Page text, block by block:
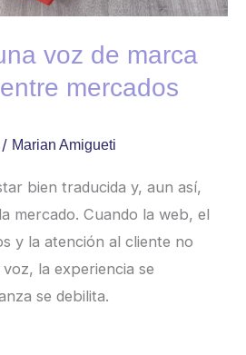
voz de marca
mercados
/ Marian Amigueti
bien traducida y, aun así,
mercado. Cuando la web, el
y la atención al cliente no
la experiencia se
se debilita.